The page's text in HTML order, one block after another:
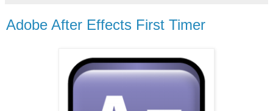
Adobe After Effects First Timer